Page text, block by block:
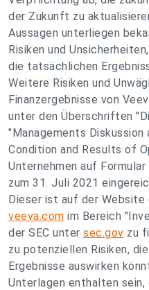
der Zukunft zu
Aussagen unterliegen
Risiken und
die tatsächlichen
Weitere Risiken und
Finanzergebnisse von
unter den Überschriften
"Managements Diskussion
Condition and Results of
Unternehmen auf
zum 31. Juli 2021
Dieser ist auf der Website
veeva.com im Bereich
der SEC unter sec.gov zu
zu potenziellen Risiken,
Ergebnisse auswirken
Unterlagen enthalten